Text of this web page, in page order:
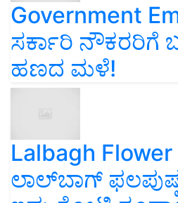
Government
ಸರ್ಕಾರಿ ನೌಕರರಿಗೆ
ಹಣದ ಮಳೆ!
Lalbagh
ಲಾಲ್‌ಬಾಗ್